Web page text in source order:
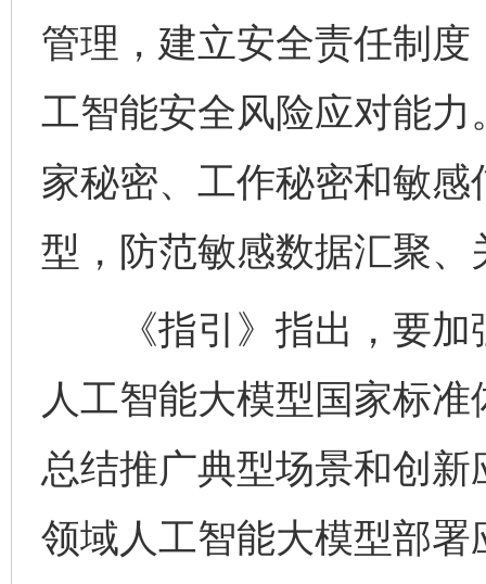
管理，建立安全责任制
工智能安全风险应对能
家秘密、工作秘密和敏
型，防范敏感数据汇聚
《指引》指出，要加
人工智能大模型国家标
总结推广典型场景和创
领域人工智能大模型部